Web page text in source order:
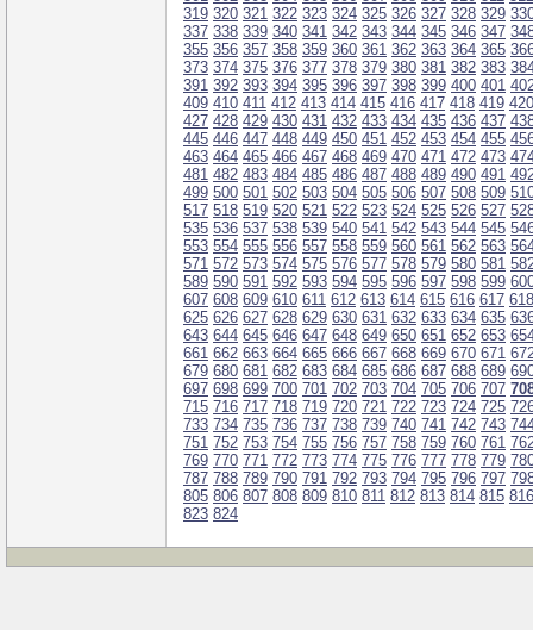
319 320 321 322 323 324 325 326 327 328 329
337 338 339 340 341 342 343 344 345 346 347
355 356 357 358 359 360 361 362 363 364 365
373 374 375 376 377 378 379 380 381 382 383
391 392 393 394 395 396 397 398 399 400 401
409 410 411 412 413 414 415 416 417 418 419 420
427 428 429 430 431 432 433 434 435 436 437
445 446 447 448 449 450 451 452 453 454 455
463 464 465 466 467 468 469 470 471 472 473
481 482 483 484 485 486 487 488 489 490 491
499 500 501 502 503 504 505 506 507 508 509
517 518 519 520 521 522 523 524 525 526 527
535 536 537 538 539 540 541 542 543 544 545
553 554 555 556 557 558 559 560 561 562 563
571 572 573 574 575 576 577 578 579 580 581
589 590 591 592 593 594 595 596 597 598 599
607 608 609 610 611 612 613 614 615 616 617 618
625 626 627 628 629 630 631 632 633 634 635
643 644 645 646 647 648 649 650 651 652 653
661 662 663 664 665 666 667 668 669 670 671
679 680 681 682 683 684 685 686 687 688 689
697 698 699 700 701 702 703 704 705 706 707
715 716 717 718 719 720 721 722 723 724 725
733 734 735 736 737 738 739 740 741 742 743
751 752 753 754 755 756 757 758 759 760 761
769 770 771 772 773 774 775 776 777 778 779
787 788 789 790 791 792 793 794 795 796 797
805 806 807 808 809 810 811 812 813 814 815 816
823 824